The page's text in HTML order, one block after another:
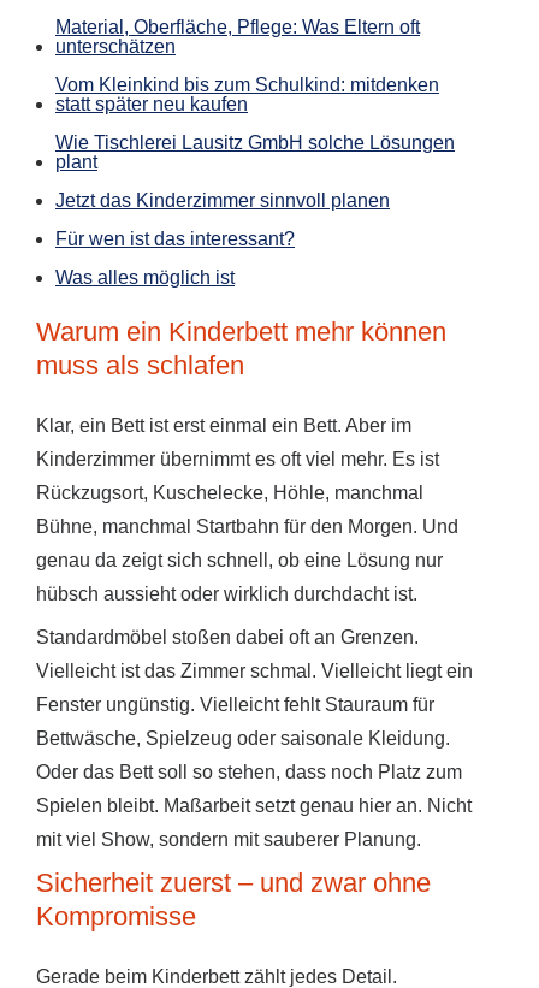
Material, Oberfläche, Pflege: Was Eltern oft
unterschätzen
Vom Kleinkind bis zum Schulkind: mitdenken
statt später neu kaufen
Wie Tischlerei Lausitz GmbH solche Lösungen
plant
Jetzt das Kinderzimmer sinnvoll planen
Für wen ist das interessant?
Was alles möglich ist
Warum ein Kinderbett mehr können
muss als schlafen
Klar, ein Bett ist erst einmal ein Bett. Aber im
Kinderzimmer übernimmt es oft viel mehr. Es ist
Rückzugsort, Kuschelecke, Höhle, manchmal
Bühne, manchmal Startbahn für den Morgen. Und
genau da zeigt sich schnell, ob eine Lösung nur
hübsch aussieht oder wirklich durchdacht ist.
Standardmöbel stoßen dabei oft an Grenzen.
Vielleicht ist das Zimmer schmal. Vielleicht liegt ein
Fenster ungünstig. Vielleicht fehlt Stauraum für
Bettwäsche, Spielzeug oder saisonale Kleidung.
Oder das Bett soll so stehen, dass noch Platz zum
Spielen bleibt. Maßarbeit setzt genau hier an. Nicht
mit viel Show, sondern mit sauberer Planung.
Sicherheit zuerst – und zwar ohne
Kompromisse
Gerade beim Kinderbett zählt jedes Detail.